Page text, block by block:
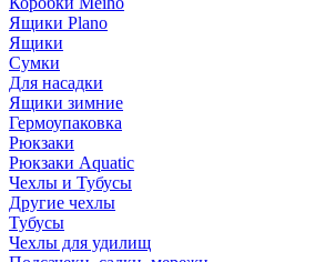
Ящики Plano
Ящики
Сумки
Для насадки
Ящики зимние
Гермоупаковка
Рюкзаки
Рюкзаки Aquatic
Чехлы и Тубусы
Другие чехлы
Тубусы
Чехлы для удилищ